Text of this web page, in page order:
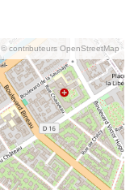
© contributeurs OpenStreetMap